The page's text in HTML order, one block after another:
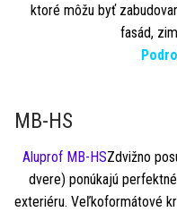
ktoré môžu byť
fasád,
MB-HS
Aluprof MB-HSZdvižno
dvere) ponúkajú
exteriéru. Veľkoformátové